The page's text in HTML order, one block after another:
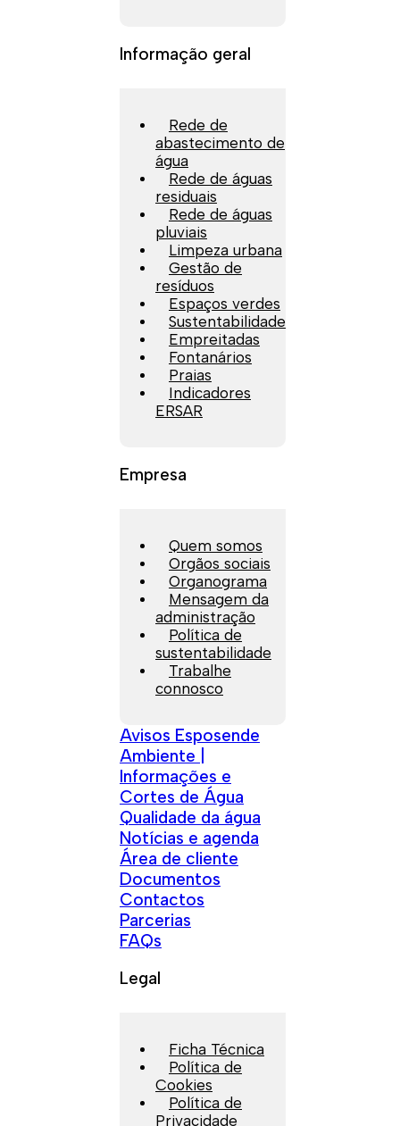
Informação geral
Rede de
abastecimento de
água
Rede de águas
residuais
Rede de águas
pluviais
Limpeza urbana
Gestão de
resíduos
Espaços verdes
Sustentabilidade
Empreitadas
Fontanários
Praias
Indicadores
ERSAR
Empresa
Quem somos
Orgãos sociais
Organograma
Mensagem da
administração
Política de
sustentabilidade
Trabalhe
connosco
Avisos Esposende
Ambiente |
Informações e
Cortes de Água
Qualidade da água
Notícias e agenda
Área de cliente
Documentos
Contactos
Parcerias
FAQs
Legal
Ficha Técnica
Política de
Cookies
Política de
Privacidade